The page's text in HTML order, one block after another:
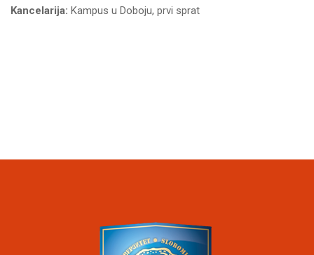
Kancelarija: Kampus u Doboju, prvi sprat